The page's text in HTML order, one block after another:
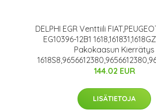
DELPHI EGR Venttiili
EG10396-12B1
Pakokaasun Kierrätys
144.02 EUR
LISÄTIETOJA